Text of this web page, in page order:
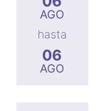
AGO
hasta
06
AGO